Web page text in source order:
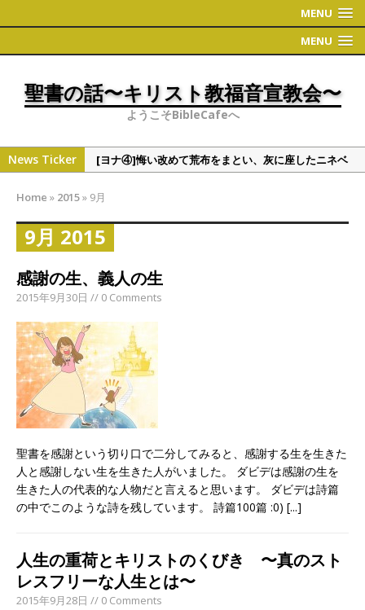
MENU
MENU
聖書の話〜キリスト教福音宣教会〜
ようこそBibleCafeへ
News Ticker
[ヨナ④]悔い改めて荒布をまとい、灰に座したニネベ
[偉人・有名人の聖書観①]学者シリーズ（人文・社会
系）
[ヨナ③]ヨナの切実な祈り
[ヨナ②] ヨナの時代について 〜地理〜
[ヨナ⑤]裁きたくない神様の心情、これと同じくこう
だと万物を通して語られる神様
Home » 2015» 9月
9月 2015
感謝の生、義人の生
2015年9月30日 // 0 Comments
聖書を感謝という切り口で二分してみると、感謝する生を生きた
人と感謝しない生を生きた人がいました。 ダビデは感謝の生を
生きた人の代表的な人物だと言えると思います。 ダビデは詩篇
の中でこのような詩を残しています。 詩篇100篇 :0) [...]
人生の重荷とキリストのくびき 〜真のスト
レスフリーな人生とは〜
2015年9月28日 // 0 Comments